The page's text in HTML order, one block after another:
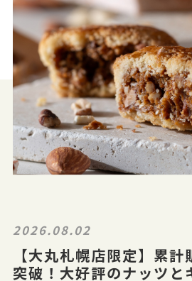
2026.08.02
【大丸札幌店限定】累
突破！大好評のナッツと